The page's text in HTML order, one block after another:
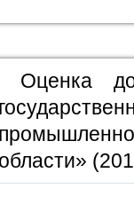
Оценка
области»